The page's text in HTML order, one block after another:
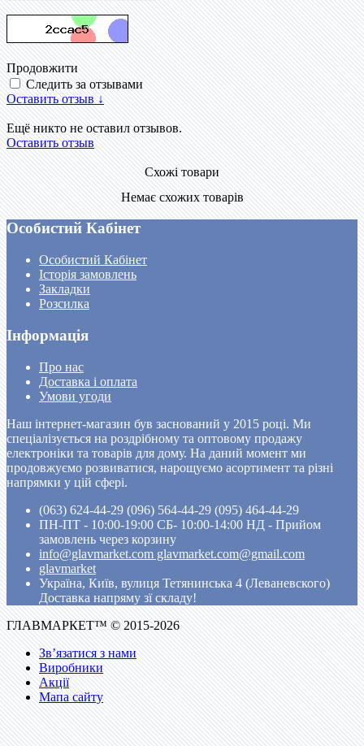
Продовжити
Следить за отзывами
Оставить отзыв ↓
Ещё никто не оставил отзывов.
Оставить отзыв
Схожі товари
Немає схожих товарів
Особистий Кабінет
Особистий Кабінет
Історія замовлень
Закладки
Розсилка
Інформація
Про нас
Доставка і оплата
Умови угоди
Наш інтернет-магазин був заснований у 2015 році. Ми
спеціалізується на роздрібному та оптовому продажу
електроніки та товарів для дому. На даний момент ми
продовжуємо розвиватися, нарощуємо асортимент та різні
напрямки у цій сфері.
(063) 624-44-29 (096) 564-44-29 (095) 464-44-29
ПН-ПТ - 10:00-19:00 CБ- 10:00-14:00 НД - Прийом
замовлень через корзину
info@glavmarket.com glavmarket.com@gmail.com
glavmarket
Україна, Київ, вулиця Тетянинська 4 (Леваневского)
Доставка напряму зї складу!
ГЛАВМАРКЕТ™ © 2015-2026
Зв’язатися з нами
Виробники
Акції
Мапа сайту